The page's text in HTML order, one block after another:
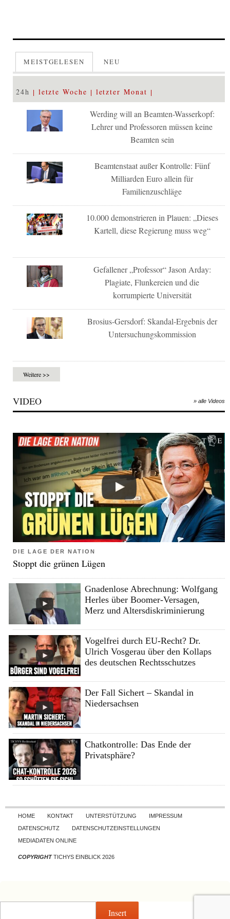
MEISTGELESEN NEU
24h letzte Woche letzter Monat
Werding will an Beamten-Wasserkopf:
Lehrer und Professoren müssen keine
Beamten sein
Beamtenstaat außer Kontrolle: Fünf
Milliarden Euro allein für
Familienzuschläge
10.000 demonstrieren in Plauen: „Dieses
Kartell, diese Regierung muss weg“
Gefallener „Professor“ Jason Arday:
Plagiate, Flunkereien und die
korrumpierte Universität
Brosius-Gersdorf: Skandal-Ergebnis der
Untersuchungskommission
Weitere >>
VIDEO » alle Videos
DIE LAGE DER NATION
Stoppt die grünen Lügen
Gnadenlose Abrechnung: Wolfgang
Herles über Boomer-Versagen,
Merz und Altersdiskriminierung
Vogelfrei durch EU-Recht? Dr.
Ulrich Vosgerau über den Kollaps
des deutschen Rechtsschutzes
Der Fall Sichert – Skandal in
Niedersachsen
Chatkontrolle: Das Ende der
Privatsphäre?
Skip to content
HOME KONTAKT UNTERSTÜTZUNG
IMPRESSUM
DATENSCHUTZ
DATENSCHUTZEINSTELLUNGEN
MEDIADATEN ONLINE
COPYRIGHTTICHYS EINBLICK 2026
Insert